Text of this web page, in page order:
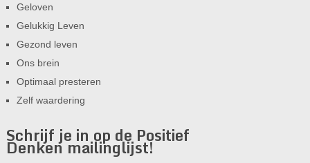
Geloven
Gelukkig Leven
Gezond leven
Ons brein
Optimaal presteren
Zelf waardering
Schrijf je in op de Positief
Denken mailinglijst!